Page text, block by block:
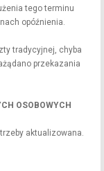
tego terminu
opóźnienia.
tradycyjnej, chyba
przekazania
OSOBOWYCH
aktualizowana.